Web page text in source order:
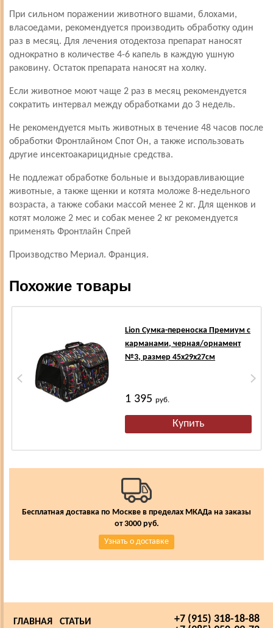
При сильном поражении животного вшами, блохами,
власоедами, рекомендуется производить обработку один
раз в месяц. Для лечения отодектоза препарат наносят
однократно в количестве 4-6 капель в каждую ушную
раковину. Остаток препарата наносят на холку.
Если животное моют чаще 2 раз в месяц рекомендуется
сократить интервал между обработками до 3 недель.
Не рекомендуется мыть животных в течение 48 часов после
обработки Фронтлайном Спот Он, а также использовать
другие инсектоакарицидные средства.
Не подлежат обработке больные и выздоравливающие
животные, а также щенки и котята моложе 8-недельного
возраста, а также собаки массой менее 2 кг. Для щенков и
котят моложе 2 мес и собак менее 2 кг рекомендуется
применять Фронтлайн Спрей
Производство Мериал. Франция.
Похожие товары
Lion Сумка-переноска Премиум с
карманами, черная/орнамент
№3, размер 45х29х27см
1 395руб.
Бесплатная доставка по Москве в пределах МКАДа на заказы
от 3000 руб.
Узнать о доставке
+7 (915) 318-18-88
ГЛАВНАЯ СТАТЬИ